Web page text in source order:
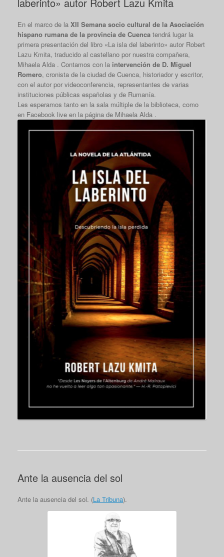
En el marco de la XII Semana socio cultural de la Asociación
hispano rumana de la provincia de Cuenca tendrá lugar la
primera presentación del libro «La isla del laberinto» autor Robert
Lazu Kmita, traducido al castellano por nuestra compañera,
Mihaela Alda . Contamos con la intervención de D. Miguel
Romero, cronista de la ciudad de Cuenca, historiador y escritor,
con el autor por videoconferencia, representantes de varias
instituciones públicas españolas y de Rumanía.
Les esperamos tanto en la sala múltiple de la biblioteca, como
en Facebook live en la página de Mihaela Alda .
Ante la ausencia del sol
Ante la ausencia del sol. (La Tribuna).